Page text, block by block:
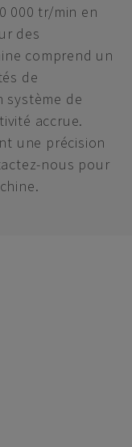
000 tr/min en
des
comprend un
de
système de
accrue.
une précision
nous pour